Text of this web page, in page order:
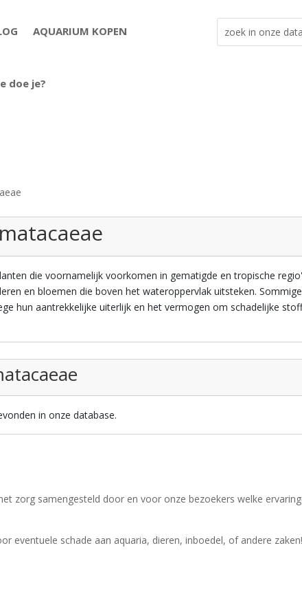
AQUARIUM KOPEN
doe je?
die voornamelijk voorkomen in gematigde en tropische
en bloemen die boven het wateroppervlak uitsteken.
hun aantrekkelijke uiterlijk en het vermogen om schadelijke
in onze database.
zorg samengesteld door en voor onze bezoekers welke
eventuele schade aan aquaria, dieren, inboedel, of andere